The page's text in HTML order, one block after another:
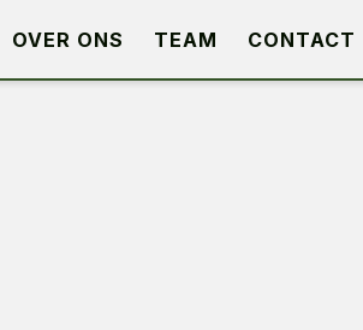
OVER ONS TEAM CONTACT